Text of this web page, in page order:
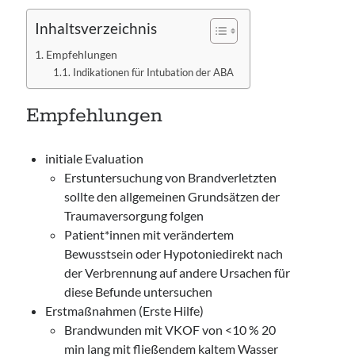
Inhaltsverzeichnis
Empfehlungen
Indikationen für Intubation der ABA
Empfehlungen
initiale Evaluation
Erstuntersuchung von Brandverletzten
sollte den allgemeinen Grundsätzen der
Traumaversorgung folgen
Patient*innen mit verändertem
Bewusstsein oder Hypotoniedirekt nach
der Verbrennung auf andere Ursachen für
diese Befunde untersuchen
Erstmaßnahmen (Erste Hilfe)
Brandwunden mit VKOF von <10 % 20
min lang mit fließendem kaltem Wasser